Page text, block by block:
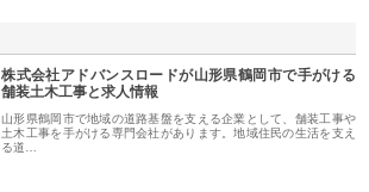
株式会社アドバンスロードが山形県鶴岡市で手がける
舗装土木工事と求人情報
山形県鶴岡市で地域の道路基盤を支える企業として、舗装工事や
土木工事を手がける専門会社があります。地域住民の生活を支え
る道…